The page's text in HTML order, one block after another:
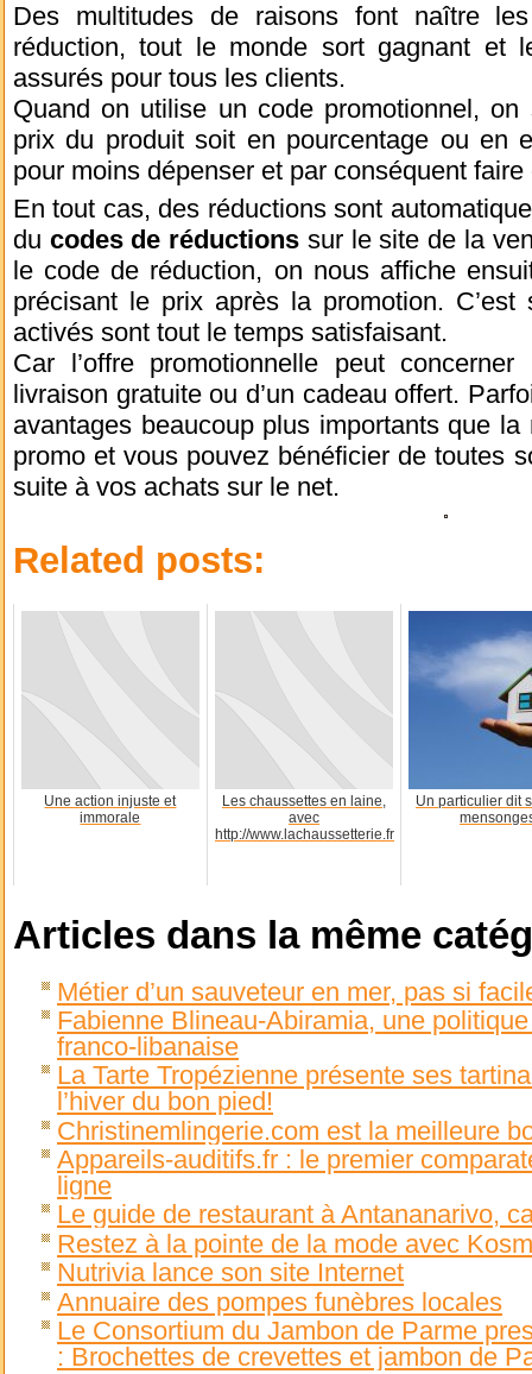
Des multitudes de raisons font naître
réduction, tout le monde sort gagnant et
assurés pour tous les clients.
Quand on utilise un code promotionnel,
prix du produit soit en pourcentage ou en
pour moins dépenser et par conséquent
En tout cas, des réductions sont
du codes de réductions sur le site de la
le code de réduction, on nous affiche
précisant le prix après la promotion.
activés sont tout le temps satisfaisant.
Car l’offre promotionnelle peut
livraison gratuite ou d’un cadeau offert.
avantages beaucoup plus importants que
promo et vous pouvez bénéficier de toutes
suite à vos achats sur le net.
Related posts:
Une action injuste et
immorale
Les chaussettes en laine,
avec
http://www.lachaussetterie.fr
Un particulier dit
Articles dans la même
Métier d’un sauveteur en mer, pas si
Fabienne Blineau-Abiramia, une
franco-libanaise
La Tarte Tropézienne présente ses
l’hiver du bon pied!
Christinemlingerie.com est la meilleure
Appareils-auditifs.fr : le premier
ligne
Le guide de restaurant à Antananarivo,
Restez à la pointe de la mode avec
Nutrivia lance son site Internet
Annuaire des pompes funèbres locales
Le Consortium du Jambon de Parme
: Brochettes de crevettes et jambon de